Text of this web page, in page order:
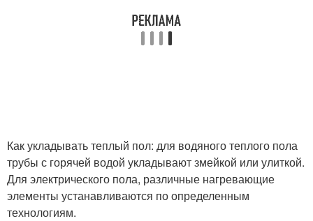
Как укладывать теплый пол: для водяного теплого пола
трубы с горячей водой укладывают змейкой или улиткой.
Для электрического пола, различные нагревающие
элементы устанавливаются по определенным
технологиям.